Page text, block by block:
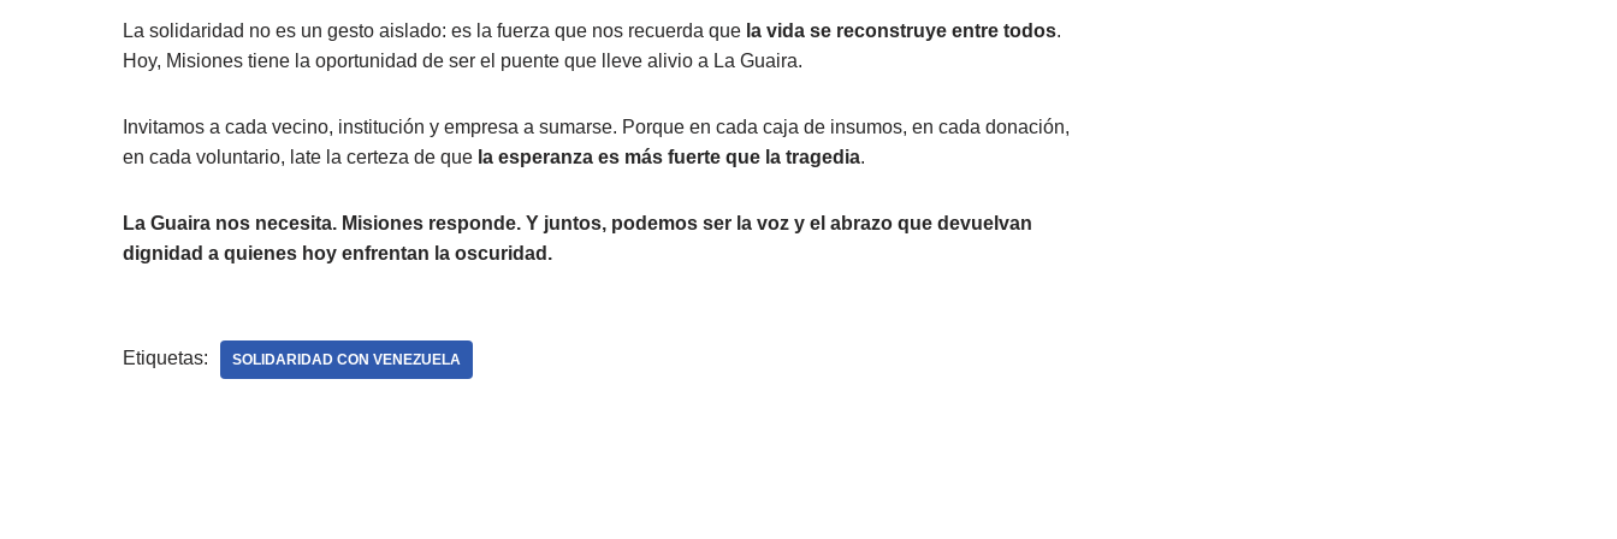
La solidaridad no es un gesto aislado: es la fuerza que nos recuerda que la vida se reconstruye entre todos.
Hoy, Misiones tiene la oportunidad de ser el puente que lleve alivio a La Guaira.
Invitamos a cada vecino, institución y empresa a sumarse. Porque en cada caja de insumos, en cada donación,
en cada voluntario, late la certeza de que la esperanza es más fuerte que la tragedia.
La Guaira nos necesita. Misiones responde. Y juntos, podemos ser la voz y el abrazo que devuelvan
dignidad a quienes hoy enfrentan la oscuridad.
Etiquetas: SOLIDARIDAD CON VENEZUELA